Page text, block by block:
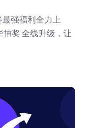
强福利全力上
抽奖 全线升级，让